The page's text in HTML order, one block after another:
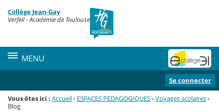
Menu de la rubrique
Contenu
Collège Jean-Gay
Verfeil - Académie de Toulouse
MENU
Se connecter
Vous êtes ici : Accueil› ESPACES PEDAGOGIQUES›Voyages scolaires›
Blog